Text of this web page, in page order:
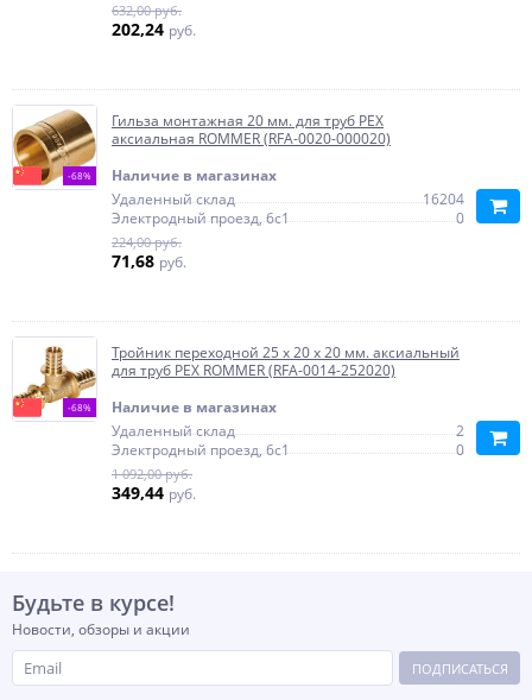
632,00 руб.
202,24 руб.
-68%
Гильза монтажная 20 мм. для труб PEX
аксиальная ROMMER (RFA-0020-000020)
Наличие в магазинах
Удаленный склад
16204
Электродный проезд, 6с1
0
224,00 руб.
71,68 руб.
-68%
Тройник переходной 25 x 20 x 20 мм. аксиальный
для труб PEX ROMMER (RFA-0014-252020)
Наличие в магазинах
Удаленный склад
2
Электродный проезд, 6с1
0
1 092,00 руб.
349,44 руб.
Будьте в курсе!
Новости, обзоры и акции
ПОДПИСАТЬСЯ